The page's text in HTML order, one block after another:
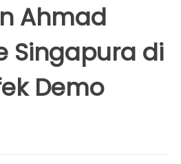
Ahmad
Singapura di
Demo